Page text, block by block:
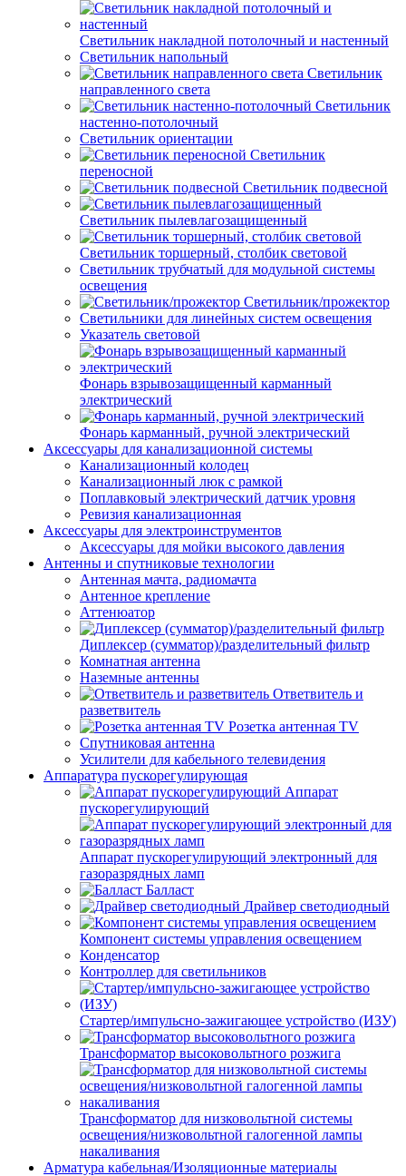
Светильник накладной потолочный и настенный
Светильник напольный
Светильник
направленного света
Светильник
настенно-потолочный
Светильник ориентации
Светильник
переносной
Светильник подвесной
Светильник пылевлагозащищенный
Светильник торшерный, столбик световой
Светильник трубчатый для модульной системы
освещения
Светильник/прожектор
Светильники для линейных систем освещения
Указатель световой
Фонарь взрывозащищенный карманный
электрический
Фонарь карманный, ручной электрический
Аксессуары для канализационной системы
Канализационный колодец
Канализационный люк с рамкой
Поплавковый электрический датчик уровня
Ревизия канализационная
Аксессуары для электроинструментов
Аксессуары для мойки высокого давления
Антенны и спутниковые технологии
Антенная мачта, радиомачта
Антенное крепление
Аттенюатор
Диплексер (сумматор)/разделительный фильтр
Комнатная антенна
Наземные антенны
Ответвитель и
разветвитель
Розетка антенная TV
Спутниковая антенна
Усилители для кабельного телевидения
Аппаратура пускорегулирующая
Аппарат
пускорегулирующий
Аппарат пускорегулирующий электронный для
газоразрядных ламп
Балласт
Драйвер светодиодный
Компонент системы управления освещением
Конденсатор
Контроллер для светильников
Стартер/импульсно-зажигающее устройство (ИЗУ)
Трансформатор высоковольтного розжига
Трансформатор для низковольтной системы
освещения/низковольтной галогенной лампы
накаливания
Арматура кабельная/Изоляционные материалы